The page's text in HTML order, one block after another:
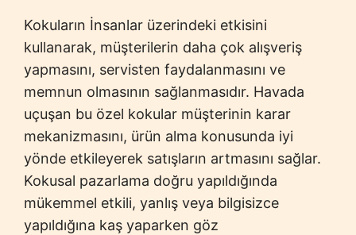
Kokuların İnsanlar üzerindeki etkisini
kullanarak, müşterilerin daha çok alışveriş
yapmasını, servisten faydalanmasını ve
memnun olmasının sağlanmasıdır. Havada
uçuşan bu özel kokular müşterinin karar
mekanizmasını, ürün alma konusunda iyi
yönde etkileyerek satışların artmasını sağlar.
Kokusal pazarlama doğru yapıldığında
mükemmel etkili, yanlış veya bilgisizce
yapıldığına kaş yaparken göz